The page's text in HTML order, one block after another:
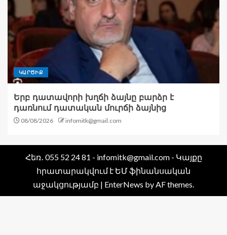
ԿԱՐԾԻՔ
Երբ դատավորի խղճի ձայնը բարձր է
դառնում դատական մուրճի ձայնից
08/08/2026 infomitk@gmail.com
Հեռ․ 055 52 24 81 - infomitk@gmail.com - Կայքը
հրատարակվում է ԵՄ ֆինանսական
աջակցությամբ | EnterNews by AF themes.